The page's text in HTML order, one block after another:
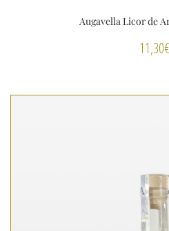
Augavella Licor de
11,30€